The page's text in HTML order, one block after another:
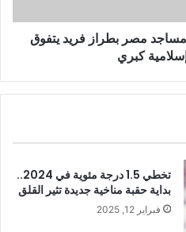
مصر بطراز فريد يتفوق
كبري
تخطي 1.5 درجة مئوية في 2024..
بداية حقبة مناخية جديدة تثير القلق
فبراير 12, 2025